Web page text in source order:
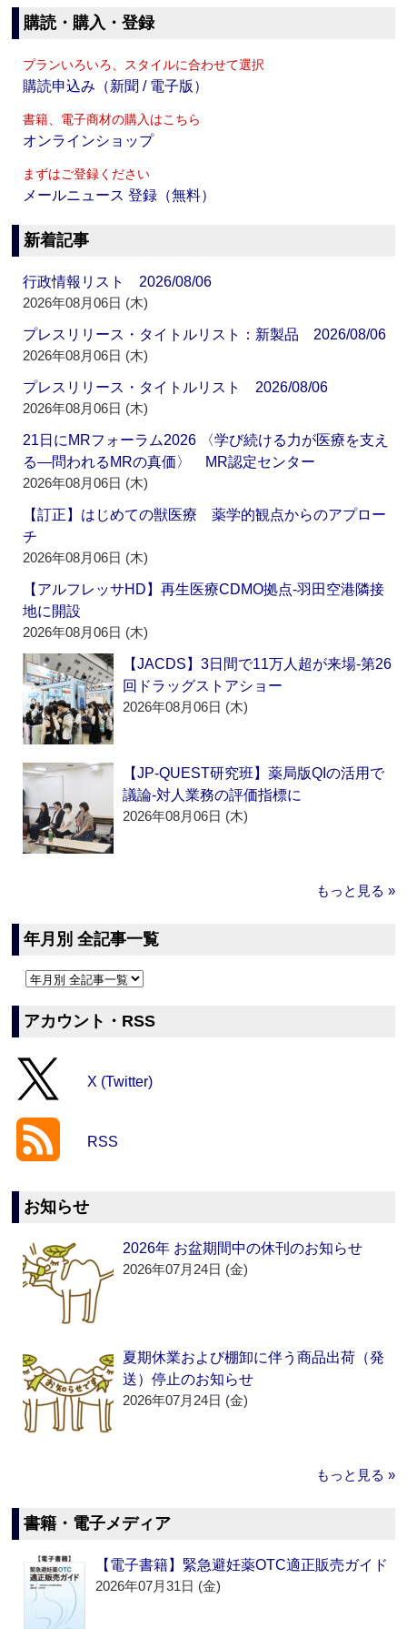
購読・購入・登録
プランいろいろ、スタイルに合わせて選択
購読申込み（新聞 / 電子版）
書籍、電子商材の購入はこちら
オンラインショップ
まずはご登録ください
メールニュース 登録（無料）
新着記事
行政情報リスト 2026/08/06
2026年08月06日 (木)
プレスリリース・タイトルリスト：新製品 2026/08/06
2026年08月06日 (木)
プレスリリース・タイトルリスト 2026/08/06
2026年08月06日 (木)
21日にMRフォーラム2026 〈学び続ける力が医療を支え
る―問われるMRの真価〉 MR認定センター
2026年08月06日 (木)
【訂正】はじめての獣医療 薬学的観点からのアプロー
チ
2026年08月06日 (木)
【アルフレッサHD】再生医療CDMO拠点‐羽田空港隣接
地に開設
2026年08月06日 (木)
【JACDS】3日間で11万人超が来場‐第26
回ドラッグストアショー
2026年08月06日 (木)
【JP-QUEST研究班】薬局版QIの活用で
議論‐対人業務の評価指標に
2026年08月06日 (木)
もっと見る »
年月別 全記事一覧
アカウント・RSS
X (Twitter)
RSS
お知らせ
2026年 お盆期間中の休刊のお知らせ
2026年07月24日 (金)
夏期休業および棚卸に伴う商品出荷（発
送）停止のお知らせ
2026年07月24日 (金)
もっと見る »
書籍・電子メディア
【電子書籍】緊急避妊薬OTC適正販売ガイド
2026年07月31日 (金)